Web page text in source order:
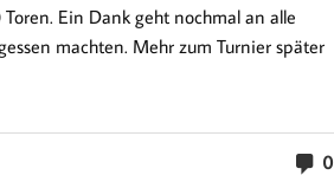
Ein Dank geht nochmal an alle
machten. Mehr zum Turnier später
0